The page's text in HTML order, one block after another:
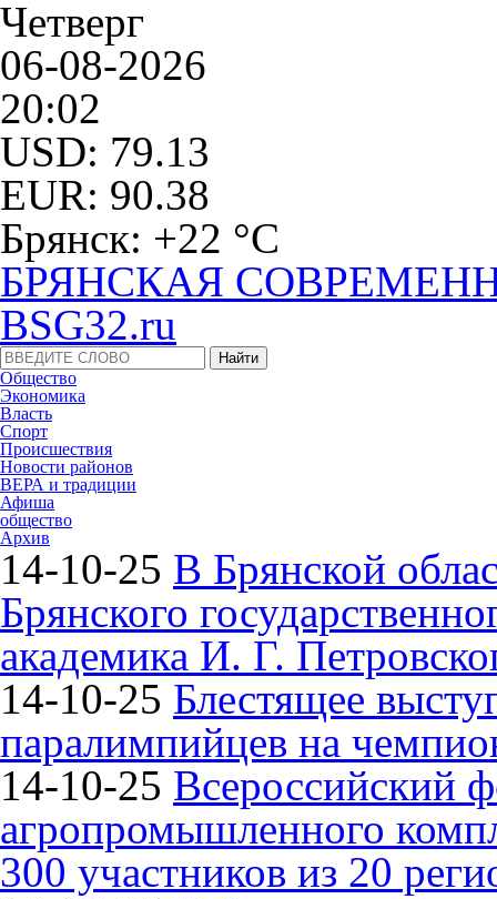
Четверг
06-08-2026
20:02
USD: 79.13
EUR: 90.38
Брянск: +22 °С
БРЯНСКАЯ
BSG32.ru
Общество
Экономика
Власть
Спорт
Происшествия
Новости районов
ВЕРА и традиции
Афиша
общество
Архив
14-10-25 В Брянской
Брянского
академика И. Г.
14-10-25 Блестящее
паралимпийцев на
14-10-25 Всероссийский
агропромышленного
300 участников из 20